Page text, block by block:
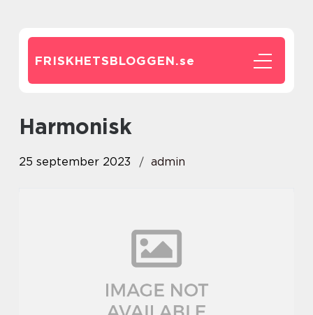
FRISKHETSBLOGGEN.se
harmonisk
25 september 2023 admin